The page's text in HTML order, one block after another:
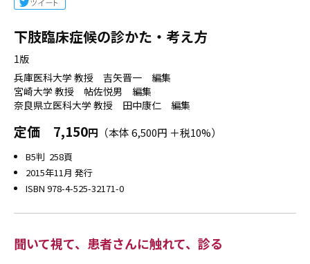
下肢臨床症候の診かた・考え方
1版
兵庫医科大学 教授 吉矢晋一 編集
宮崎大学 教授 帖佐悦男 編集
奈良県立医科大学 教授 田中康仁 編集
定価 7,150円 （本体 6,500円 ＋税10%）
B5判 258頁
2015年11月 発行
ISBN 978-4-525-32171-0
聞いて視て、患者さんに触れて、診る